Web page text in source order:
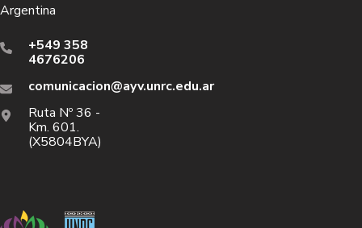
Argentina
+549 358
4676206
comunicacion@ayv.unrc.edu.ar
Ruta Nº 36 -
Km. 601.
(X5804BYA)